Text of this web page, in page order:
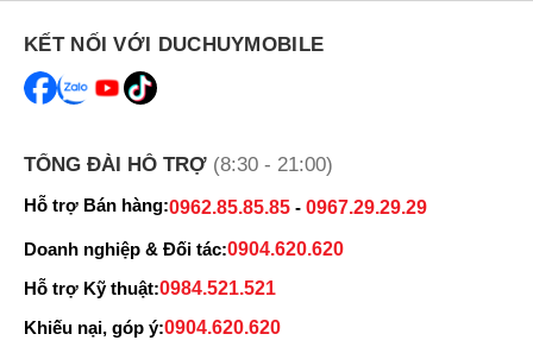
KẾT NỐI VỚI DUCHUYMOBILE
TỔNG ĐÀI HỖ TRỢ (8:30 - 21:00)
Hỗ trợ Bán hàng:0962.85.85.85 - 0967.29.29.29
Doanh nghiệp & Đối tác:0904.620.620
Hỗ trợ Kỹ thuật:0984.521.521
Khiếu nại, góp ý:0904.620.620